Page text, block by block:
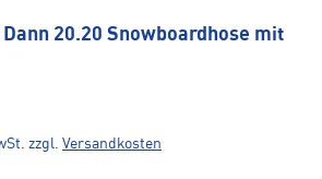
Dann 20.20 Snowboardhose mit
zzgl. Versandkosten